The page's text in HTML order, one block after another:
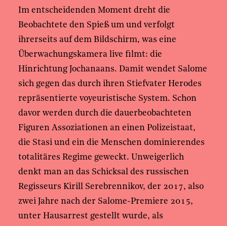
Im entscheidenden Moment dreht die
Beobachtete den Spieß um und verfolgt
ihrerseits auf dem Bildschirm, was eine
Überwachungskamera live filmt: die
Hinrichtung Jochanaans. Damit wendet Salome
sich gegen das durch ihren Stiefvater Herodes
repräsentierte voyeuristische System. Schon
davor werden durch die dauerbeobachteten
Figuren Assoziationen an einen Polizeistaat,
die Stasi und ein die Menschen dominierendes
totalitäres Regime geweckt. Unweigerlich
denkt man an das Schicksal des russischen
Regisseurs Kirill Serebrennikov, der 2017, also
zwei Jahre nach der Salome-Premiere 2015,
unter Hausarrest gestellt wurde, als